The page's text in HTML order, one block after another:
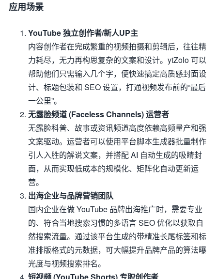
应用场景
YouTube 独立创作者/新人UP主
内容创作者在完成繁重的视频拍摄和剪辑后，往往精
力耗尽，无力再构思复杂的文案和设计。ytZolo 可以
帮助他们只需输入几个字，便快速搞定高质感封面设
计、标题包装和 SEO 设置，打通视频发布前的“最后
一公里”。
无露脸频道 (Faceless Channels) 运营者
无露脸科普、故事或资讯频道高度依赖高频量产和强
文案驱动。运营者可以使用平台脚本生成器批量制作
引人入胜的解说文案，并搭配 AI 自动生成的吸睛封
面，从而实现低成本的规模化、矩阵化自动更新运
营。
出海企业与品牌营销团队
国内企业在做 YouTube 品牌出海推广时，需要专业
的、符合当地搜索习惯的多语言 SEO 优化以获取自
然搜索流量。通过该平台生成的带精准长尾标签和标
准排版格式的元数据，可大幅提升品牌产品的算法曝
光度与视频搜索排名。